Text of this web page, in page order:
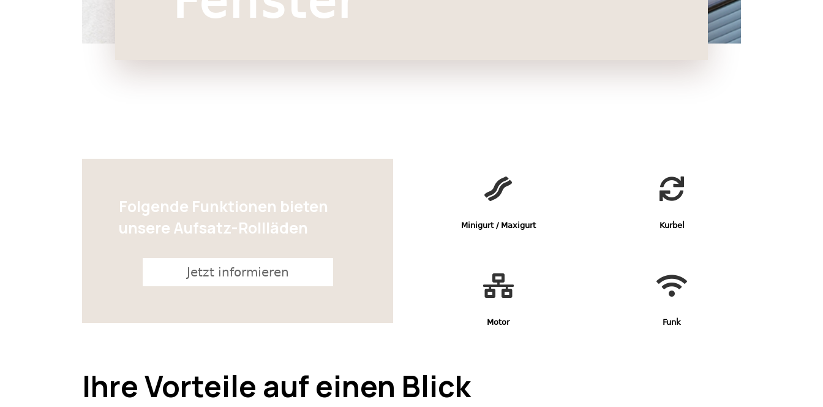
Folgende Funktionen bieten
unsere Aufsatz-Rollläden
Jetzt informieren

Minigurt / Maxigurt

Kurbel

Motor

Funk
Ihre Vorteile auf einen Blick